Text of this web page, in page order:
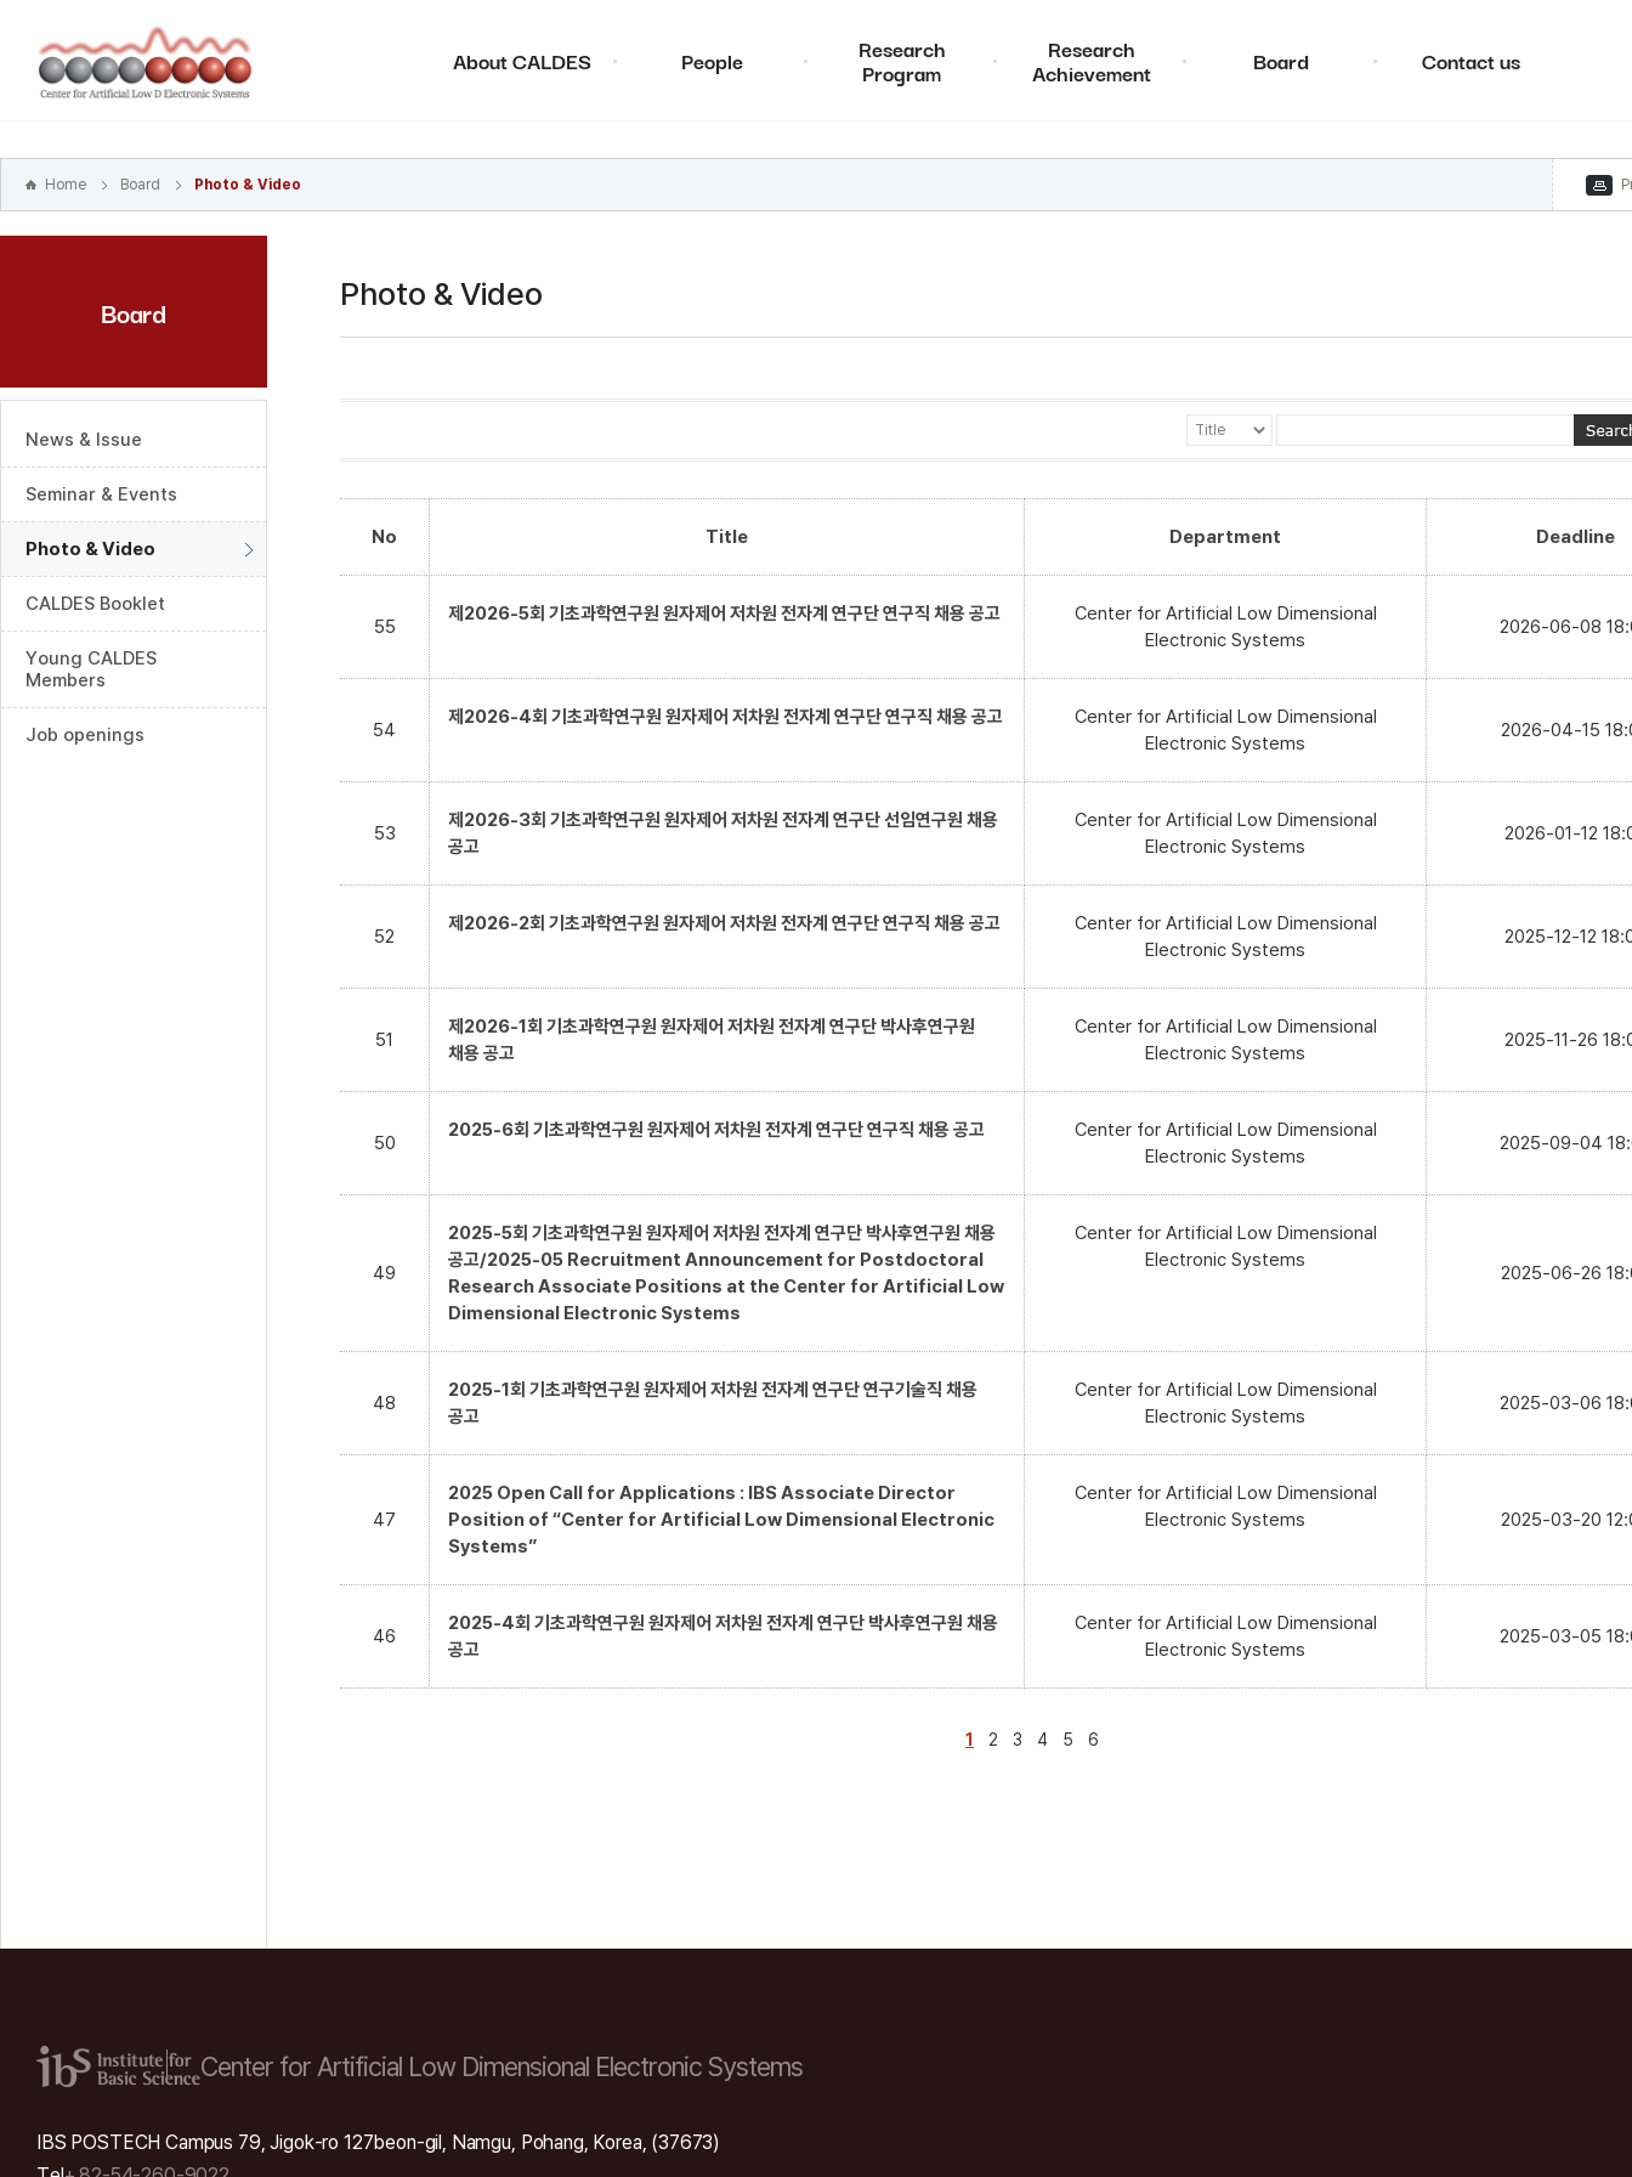
바로가기
주메뉴
바로가기
About CALDES People Research
Program
Research
Achievement Board Contact us
Home Board Photo & Video
Board
News & Issue
Seminar & Events
Photo & Video
CALDES Booklet
Young CALDES
Members
Job openings
Photo & Video
No Title Department Deadline
55
제2026-5회 기초과학연구원 원자제어 저차원 전자계 연구단 연구직 채용 공고
Center for Artificial Low Dimensional
Electronic Systems
2026-06-08
54
제2026-4회 기초과학연구원 원자제어 저차원 전자계 연구단 연구직 채용 공고
Center for Artificial Low Dimensional
Electronic Systems
2026-04-15
53
제2026-3회 기초과학연구원 원자제어 저차원 전자계 연구단 선임연구원 채용
공고
Center for Artificial Low Dimensional
Electronic Systems
2026-01-12
52
제2026-2회 기초과학연구원 원자제어 저차원 전자계 연구단 연구직 채용 공고
Center for Artificial Low Dimensional
Electronic Systems
2025-12-12
51
제2026-1회 기초과학연구원 원자제어 저차원 전자계 연구단 박사후연구원
채용 공고
Center for Artificial Low Dimensional
Electronic Systems
2025-11-26
50
2025-6회 기초과학연구원 원자제어 저차원 전자계 연구단 연구직 채용 공고
Center for Artificial Low Dimensional
Electronic Systems
2025-09-04
49
2025-5회 기초과학연구원 원자제어 저차원 전자계 연구단 박사후연구원 채용
공고/2025-05 Recruitment Announcement for Postdoctoral
Research Associate Positions at the Center for Artificial Low
Dimensional Electronic Systems
Center for Artificial Low Dimensional
Electronic Systems
2025-06-26
48
2025-1회 기초과학연구원 원자제어 저차원 전자계 연구단 연구기술직 채용
공고
Center for Artificial Low Dimensional
Electronic Systems
2025-03-06
47
2025 Open Call for Applications : IBS Associate Director
Position of “Center for Artificial Low Dimensional Electronic
Systems”
Center for Artificial Low Dimensional
Electronic Systems
2025-03-20
46
2025-4회 기초과학연구원 원자제어 저차원 전자계 연구단 박사후연구원 채용
공고
Center for Artificial Low Dimensional
Electronic Systems
2025-03-05
1 2 3 4 5 6
Center for Artificial LowDimensional Electronic Systems
IBS POSTECH Campus 79, Jigok-ro 127beon-gil, Namgu, Pohang, Korea, (37673)